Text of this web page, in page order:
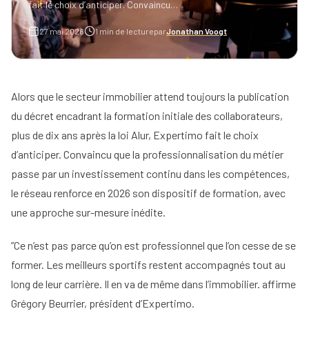
Simulez
vos
revenus
Profil
Agence
Réserver
ma
place
pour
réunion
Nos
conseils
fait le choix d’anticiper. Convaincu…
27 mai 2026 1 min de lectureparJonathan Voogt
Alors que le secteur immobilier attend toujours la publication
du décret encadrant la formation initiale des collaborateurs,
plus de dix ans après la loi Alur, Expertimo fait le choix
d’anticiper. Convaincu que la professionnalisation du métier
passe par un investissement continu dans les compétences,
le réseau renforce en 2026 son dispositif de formation, avec
une approche sur-mesure inédite.
”Ce n’est pas parce qu’on est professionnel que l’on cesse de se
former. Les meilleurs sportifs restent accompagnés tout au
long de leur carrière. Il en va de même dans l’immobilier. affirme
Grégory Beurrier, président d’Expertimo.